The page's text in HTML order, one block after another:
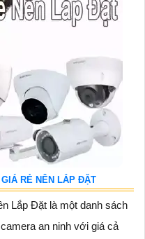
RẺ NÊN LẮP ĐẶT
Lắp Đặt là một danh sách
an ninh với giá cả